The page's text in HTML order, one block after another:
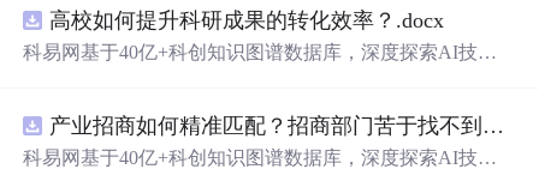
高校如何提升科研成果的转化效率？.docx
科易网基于40亿+科创知识图谱数据库，深度探索AI技术
新领域的AI+数智化解决方案，推动科技创新与产业创新
智能化发展。
产业招商如何精准匹配？招商部门苦于找不到符合产业链补链强链方向的目标企业怎么办？.docx
科易网基于40亿+科创知识图谱数据库，深度探索AI技术